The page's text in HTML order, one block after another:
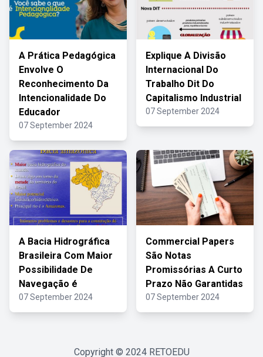
A Prática Pedagógica
Envolve O
Reconhecimento Da
Intencionalidade Do
Educador
07 September 2024
Explique A Divisão
Internacional Do
Trabalho Dit Do
Capitalismo Industrial
07 September 2024
A Bacia Hidrográfica
Brasileira Com Maior
Possibilidade De
Navegação é
07 September 2024
Commercial Papers
São Notas
Promissórias A Curto
Prazo Não Garantidas
07 September 2024
Copyright © 2024 RETOEDU